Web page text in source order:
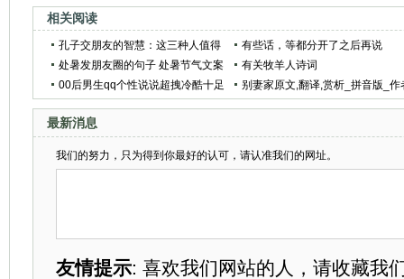
相关阅读
孔子交朋友的智慧：这三种人值得
深交
有些话，等都分开了之后再说
处暑发朋友圈的句子 处暑节气文案
有关牧羊人诗词
00后男生qq个性说说超拽冷酷十足
别妻家原文,翻译,赏析_拼音版_作
最新消息
我们的努力，只为得到你最好的认可，请认准我们的网址。
友情提示: 喜欢我们网站的人，请收藏我